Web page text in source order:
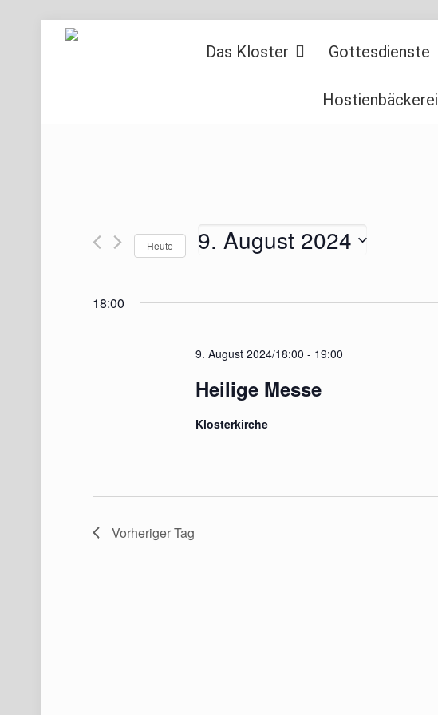
Das Kloster Gottesdienste
Hostienbäckerei
Heute 9. August 2024
18:00
9. August 2024/18:00 - 19:00
Heilige Messe
Klosterkirche
Vorheriger Tag